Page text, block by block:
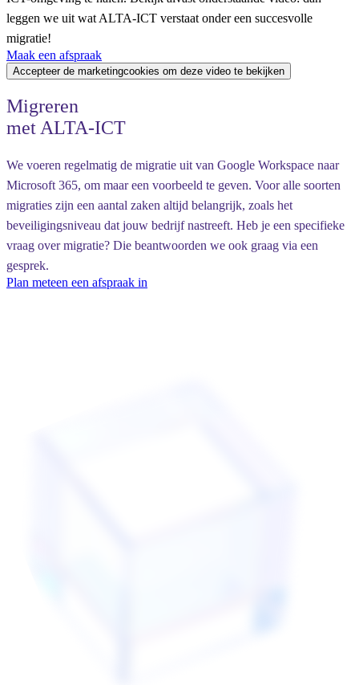
leggen we uit wat ALTA-ICT verstaat onder een succesvolle
migratie!
Maak een afspraak
Accepteer de marketingcookies om deze video te bekijken
Migreren
met ALTA-ICT
We voeren regelmatig de migratie uit van Google Workspace naar
Microsoft 365, om maar een voorbeeld te geven. Voor alle soorten
migraties zijn een aantal zaken altijd belangrijk, zoals het
beveiligingsniveau dat jouw bedrijf nastreeft. Heb je een specifieke
vraag over migratie? Die beantwoorden we ook graag via een
gesprek.
Plan meteen een afspraak in